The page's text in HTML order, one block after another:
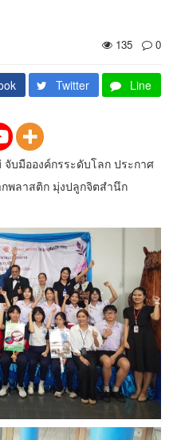
135
0
Twitter Line
บมือองค์กรระดับโลก ประกาศ
พลาสติก มุ่งปลูกจิตสำนึก